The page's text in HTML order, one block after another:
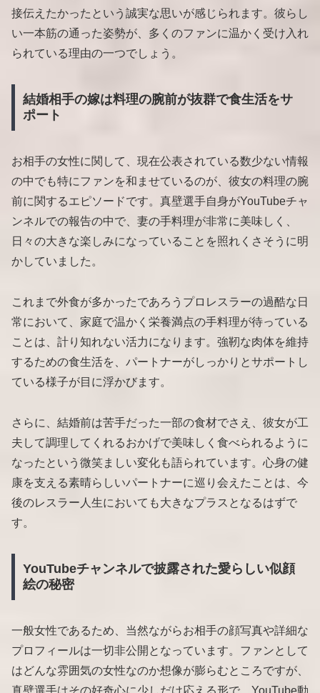
接伝えたかったという誠実な思いが感じられます。彼らし
い一本筋の通った姿勢が、多くのファンに温かく受け入れ
られている理由の一つでしょう。
結婚相手の嫁は料理の腕前が抜群で食生活をサ
ポート
お相手の女性に関して、現在公表されている数少ない情報
の中でも特にファンを和ませているのが、彼女の料理の腕
前に関するエピソードです。真壁選手自身がYouTubeチャ
ンネルでの報告の中で、妻の手料理が非常に美味しく、
日々の大きな楽しみになっていることを照れくさそうに明
かしていました。
これまで外食が多かったであろうプロレスラーの過酷な日
常において、家庭で温かく栄養満点の手料理が待っている
ことは、計り知れない活力になります。強靭な肉体を維持
するための食生活を、パートナーがしっかりとサポートし
ている様子が目に浮かびます。
さらに、結婚前は苦手だった一部の食材でさえ、彼女が工
夫して調理してくれるおかげで美味しく食べられるように
なったという微笑ましい変化も語られています。心身の健
康を支える素晴らしいパートナーに巡り会えたことは、今
後のレスラー人生においても大きなプラスとなるはずで
す。
YouTubeチャンネルで披露された愛らしい似顔
絵の秘密
一般女性であるため、当然ながらお相手の顔写真や詳細な
プロフィールは一切非公開となっています。ファンとして
はどんな雰囲気の女性なのか想像が膨らむところですが、